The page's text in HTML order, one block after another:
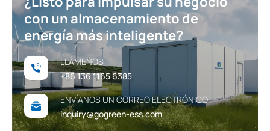
con un almacenamiento de
energía más inteligente?
LLÁMENOS
+86 136 1165 6385
ENVÍANOS UN CORREO ELECTRÓNICO
inquiry@gogreen-ess.com